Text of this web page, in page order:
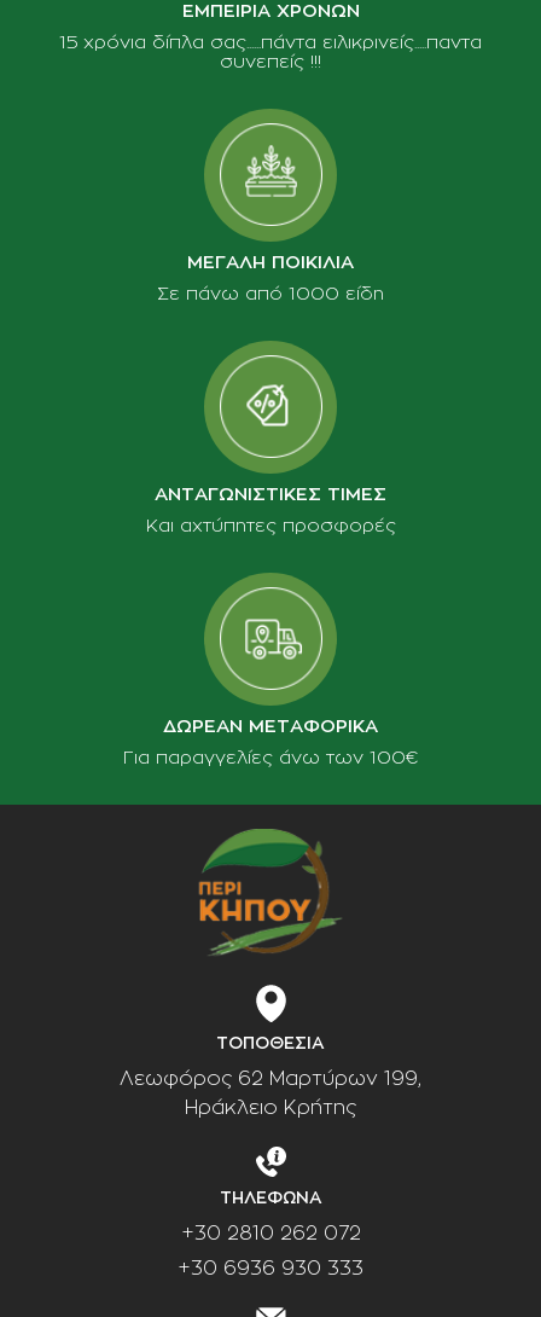
ΕΜΠΕΙΡΙΑ ΧΡΟΝΩΝ
15 χρόνια δίπλα σας......πάντα ειλικρινείς.....παντα
συνεπείς !!!
ΜΕΓΑΛΗ ΠΟΙΚΙΛΙΑ
Σε πάνω από 1000 είδη
ΑΝΤΑΓΩΝΙΣΤΙΚΕΣ ΤΙΜΕΣ
Και αχτύπητες προσφορές
ΔΩΡΕΑΝ ΜΕΤΑΦΟΡΙΚΑ
Για παραγγελίες άνω των 100€
ΤΟΠΟΘΕΣΙΑ
Λεωφόρος 62 Μαρτύρων 199,
Ηράκλειο Κρήτης
ΤΗΛΕΦΩΝΑ
+30 2810 262 072
+30 6936 930 333